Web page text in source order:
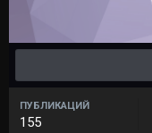
ПУБЛИКАЦИЙ
155